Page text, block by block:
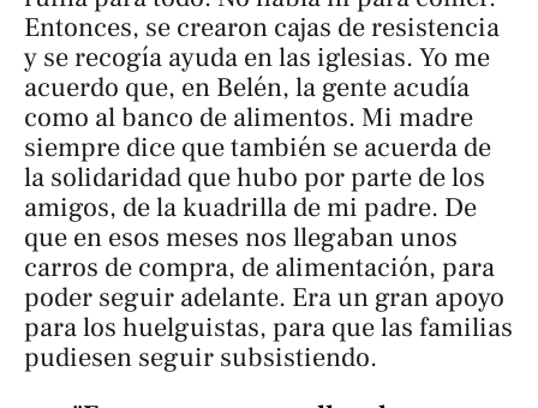
Entonces, se crearon cajas de resistencia
y se recogía ayuda en las iglesias. Yo me
acuerdo que, en Belén, la gente acudía
como al banco de alimentos. Mi madre
siempre dice que también se acuerda de
la solidaridad que hubo por parte de los
amigos, de lakuadrilla de mi padre. De
que en esos meses nos llegaban unos
carros de compra, de alimentación, para
poder seguir adelante. Era un gran apoyo
para los huelguistas, para que las familias
pudiesen seguir subsistiendo.